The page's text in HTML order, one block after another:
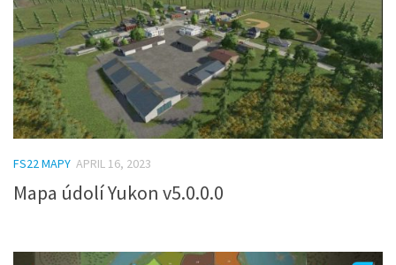
FS22 MAPY APRIL 16, 2023
Mapa údolí Yukon v5.0.0.0